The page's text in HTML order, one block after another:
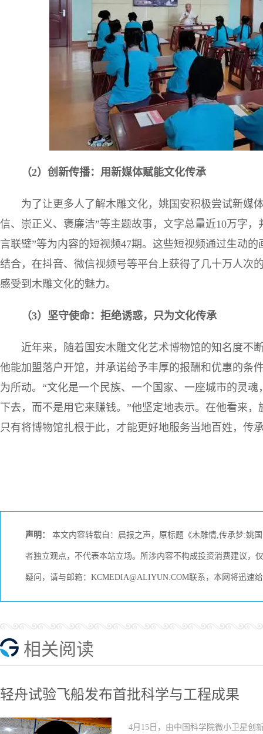
（2）创新传播：用新媒体赋能文化传承
为了让更多人了解木雕文化，姚国安积极尝试新媒
信、崇正义、褒廉洁”等主题故事，文字总量近10万字
言联璧”等为内容的短视频47期。这些短视频通过生动
结合，在抖音、微信视频号等平台上获得了几十万人次
感受到木雕文化的魅力。
（3）坚守使命：拒绝诱惑，只为文化传承
近年来，随着国安木雕文化艺术博物馆的知名度不
他能加盟落户开馆，并承诺给予丰厚的报酬和优惠的条
为所动。“文化是一个民族、一个国家、一座城市的灵
下去，而不是用它来赚钱。”他坚定地表示。在他看来
只有将博物馆扎根于此，才能更好地服务当地百姓，传
声明： 本文内容转载自：晨报之声，原标题《木雕情,传承梦:姚
者独立观点，不代表本站立场。所涉内容不构成投资消费建议，
疑问，请与邮箱：KCMEDIA@ALIYUN.COM联系，本网将迅速
相关阅读
轻舟试验飞船发布首批科学与工程成果
4月15日，由中国科学院微小卫星创